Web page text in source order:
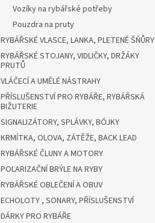
Vozíky na rybářské potřeby
Pouzdra na pruty
RYBÁŘSKÉ VLASCE, LANKA, PLETENÉ ŠŇŮRY
RYBÁŘSKÉ STOJANY, VIDLIČKY, DRŽÁKY
PRUTŮ
VLÁČECÍ A UMĚLÉ NÁSTRAHY
PŘÍSLUŠENSTVÍ PRO RYBÁŘE, RYBÁŘSKÁ
BIŽUTERIE
SIGNALIZÁTORY, SPLÁVKY, BÓJKY
KRMÍTKA, OLOVA, ZÁTĚŽE, BACK LEAD
RYBÁŘSKÉ ČLUNY A MOTORY
POLARIZAČNÍ BRÝLE NA RYBY
RYBÁŘSKÉ OBLEČENÍ A OBUV
ECHOLOTY , SONARY, PŘÍSLUŠENSTVÍ
DÁRKY PRO RYBÁŘE